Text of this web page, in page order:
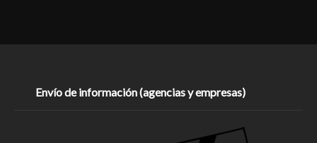
Envío de información (agencias y empresas)